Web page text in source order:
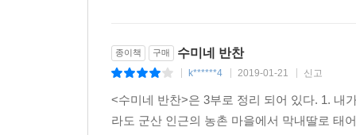
종이책 구매 수미네 반찬
k******4 2019-01-21 신고
<수미네 반찬>은 3부로 정리 되어 있다. 1. 내
라도 군산 인근의 농촌 마을에서 막내딸로 태